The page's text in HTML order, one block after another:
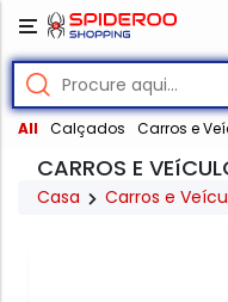
All Calçados Carros e
CARROS E
Casa Carros e